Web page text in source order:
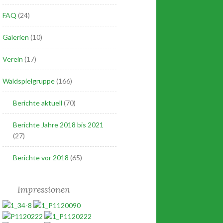
FAQ (24)
Galerien (10)
Verein (17)
Waldspielgruppe(166)
Berichte aktuell (70)
Berichte Jahre 2018 bis 2021
(27)
Berichte vor 2018 (65)
Impressionen